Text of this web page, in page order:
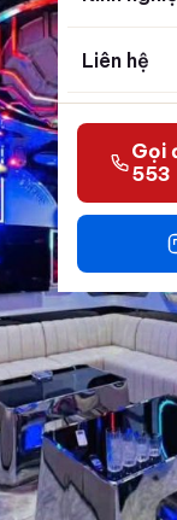
Liên hệ
Gọi
553